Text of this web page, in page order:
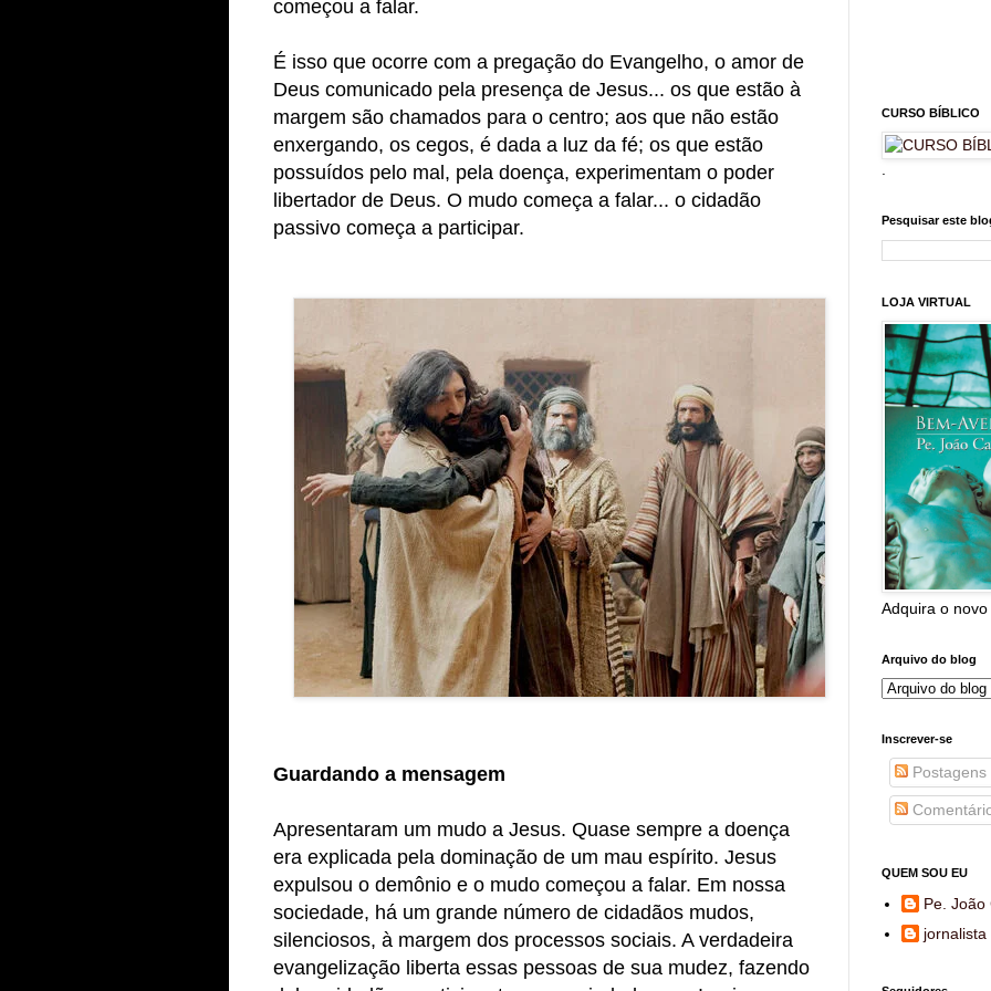
começou a falar.
É isso que ocorre com a pregação do Evangelho, o amor de
Deus comunicado pela presença de Jesus... os que estão à
margem são chamados para o centro; aos que não estão
enxergando, os cegos, é dada a luz da fé; os que estão
possuídos pelo mal, pela doença, experimentam o poder
libertador de Deus. O mudo começa a falar... o cidadão
passivo começa a participar.
Guardando a mensagem
Apresentaram um mudo a Jesus. Quase sempre a doença
era explicada pela dominação de um mau espírito. Jesus
expulsou o demônio e o mudo começou a falar. Em nossa
sociedade, há um grande número de cidadãos mudos,
silenciosos, à margem dos processos sociais. A verdadeira
evangelização liberta essas pessoas de sua mudez, fazendo
CURSO BÍBLICO
Pesquisar este
LOJA VIRTUAL
Adquira o
Arquivo do blog
Inscrever-se
Postagens
QUEM SOU EU
Pe. João
jornalista